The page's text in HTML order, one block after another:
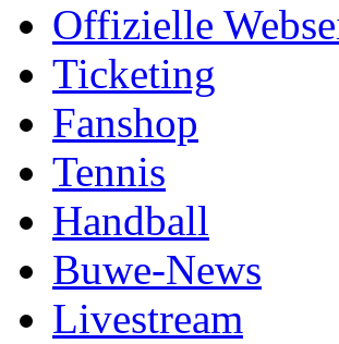
Offizielle
Ticketing
Fanshop
Tennis
Handball
Buwe-News
Livestream